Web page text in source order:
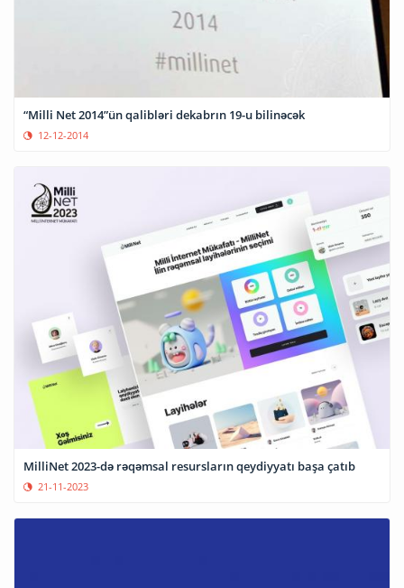
“Milli Net 2014”ün qalibləri dekabrın 19-u bilinəcək
12-12-2014
MilliNet 2023-də rəqəmsal resursların qeydiyyatı başa çatıb
21-11-2023